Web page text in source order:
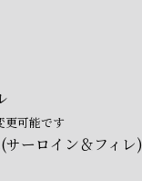
更可能です
ーロイン＆フィレ)